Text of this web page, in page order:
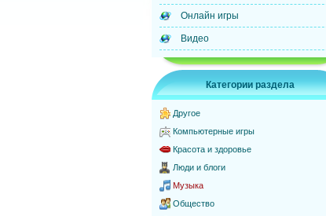
Онлайн игры
Видео
Категории раздела
Другое
Компьютерные игры
Красота и здоровье
Люди и блоги
Музыка
Общество